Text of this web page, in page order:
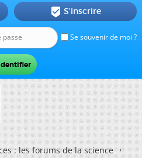
Se souvenir de moi ?
 S'inscrire
: les forums de la science